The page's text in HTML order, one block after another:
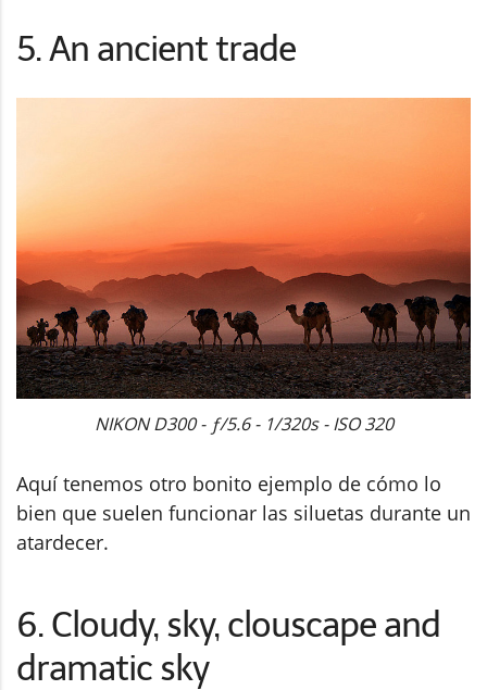
5. An ancient trade
NIKON D300 - ƒ/5.6 - 1/320s - ISO 320
Aquí tenemos otro bonito ejemplo de cómo lo
bien que suelen funcionar las siluetas durante un
atardecer.
6. Cloudy, sky, clouscape and
dramatic sky